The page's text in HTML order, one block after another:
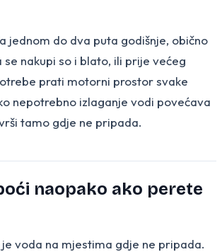
jednom do dva puta godišnje, obično
se nakupi so i blato, ili prije većeg
prati motorni prostor svake
nepotrebno izlaganje vodi povećava
tamo gdje ne pripada.
naopako ako perete
voda na mjestima gdje ne pripada.